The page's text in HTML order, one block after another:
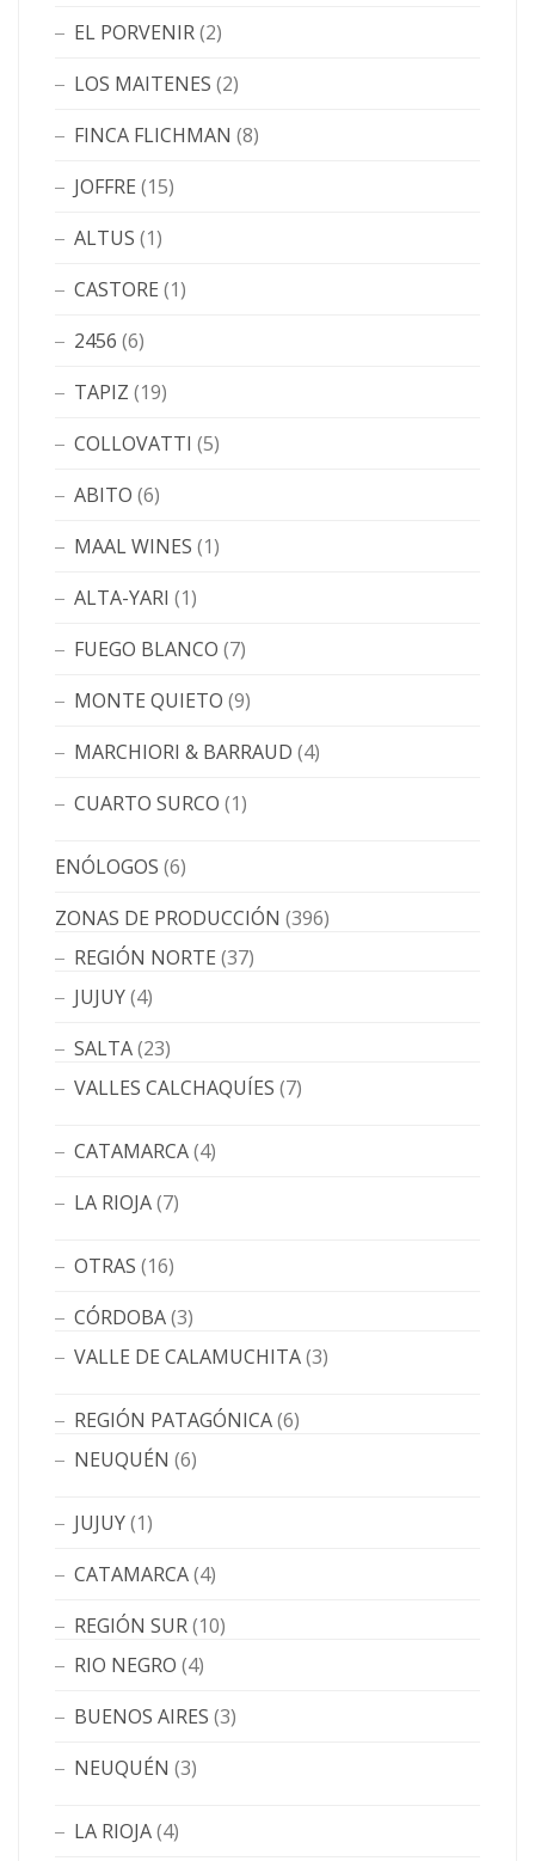
EL PORVENIR(2)
LOS MAITENES (2)
FINCA FLICHMAN (8)
JOFFRE (15)
ALTUS (1)
CASTORE (1)
2456 (6)
TAPIZ (19)
COLLOVATTI (5)
ABITO (6)
MAAL WINES (1)
ALTA-YARI (1)
FUEGO BLANCO (7)
MONTE QUIETO (9)
MARCHIORI & BARRAUD (4)
CUARTO SURCO (1)
ENÓLOGOS (6)
ZONAS DE PRODUCCIÓN (396)
REGIÓN NORTE (37)
JUJUY(4)
SALTA(23)
VALLES CALCHAQUÍES (7)
CATAMARCA(4)
LA RIOJA(7)
OTRAS (16)
CÓRDOBA(3)
VALLE DE CALAMUCHITA(3)
REGIÓN PATAGÓNICA(6)
NEUQUÉN (6)
JUJUY(1)
CATAMARCA(4)
REGIÓN SUR(10)
RIO NEGRO (4)
BUENOS AIRES (3)
NEUQUÉN (3)
LA RIOJA(4)